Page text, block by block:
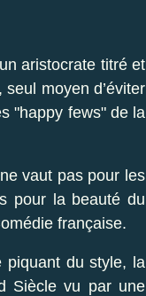
aristocrate titré et
moyen d’éviter
"happy fews" de la
vaut pas pour les
pour la beauté du
française.
du style, la
Siècle vu par une